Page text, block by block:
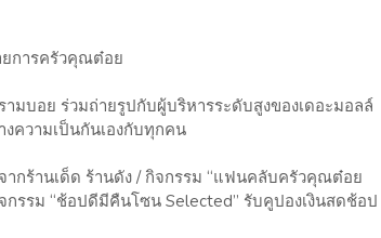
ยการครัวคุณต๋อย
บอย ร่วมถ่ายรูปกับผู้บริหารระดับสูงของเดอะมอลล์
ความเป็นกันเองกับทุกคน
กร้านเด็ด ร้านดัง / กิจกรรม “แฟนคลับครัวคุณต๋อย
รรม “ช้อปดีมีคืนโซน Selected” รับคูปองเงินสดช้อป